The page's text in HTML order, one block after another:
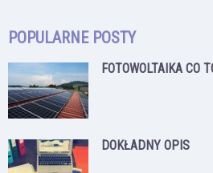
POPULARNE POSTY
FOTOWOLTAIKA CO
DOKŁADNY OPIS